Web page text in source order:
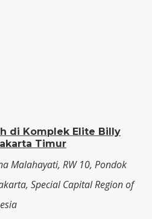
di Komplek Elite Billy
Timur
Malahayati, RW 10, Pondok
Special Capital Region of